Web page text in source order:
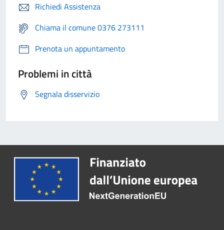
Richiedi Assistenza
Chiama il comune 0376 273111
Prenota un appuntamento
Problemi in città
Segnala disservizio